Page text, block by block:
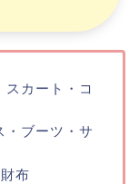
カート・コ
・ブーツ・サ
布